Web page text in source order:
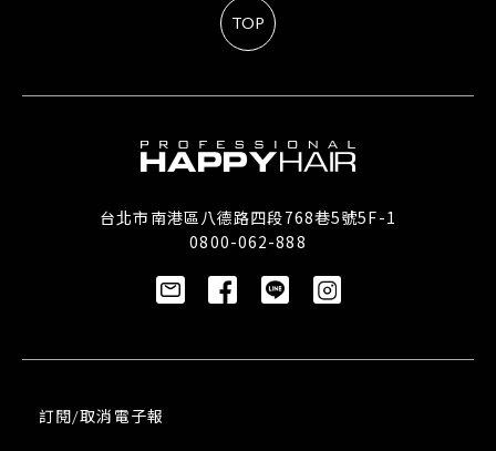
TOP
台北市南港區八德路四段768巷5號5F-1
0800-062-888
訂閱/取消電子報